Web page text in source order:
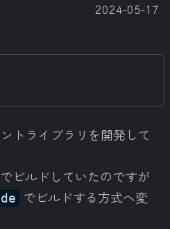
2024-05-17
トライブラリを開発して
ビルドしていたのですが
でビルドする方式へ変